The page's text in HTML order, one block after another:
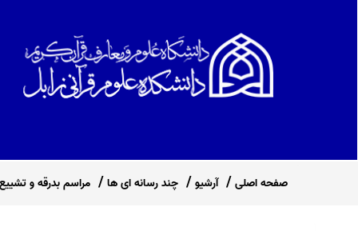
صفحه اصلی آرشیو چند رسانه ای ها مراسم‌ بدرقه و